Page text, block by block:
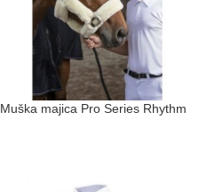
Muška majica Pro Series Rhythm